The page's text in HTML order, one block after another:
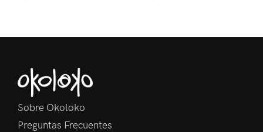
Sobre Okoloko
Preguntas Frecuentes